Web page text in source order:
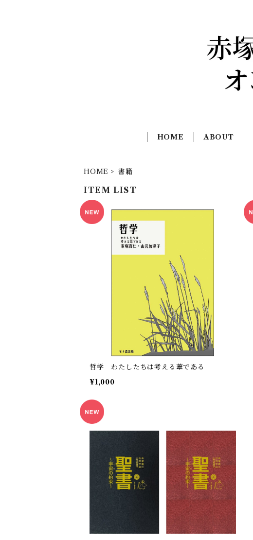
HOME ABOUT
HOME 書籍
ITEM LIST
哲学 わたしたちは考える葦である
¥1,000